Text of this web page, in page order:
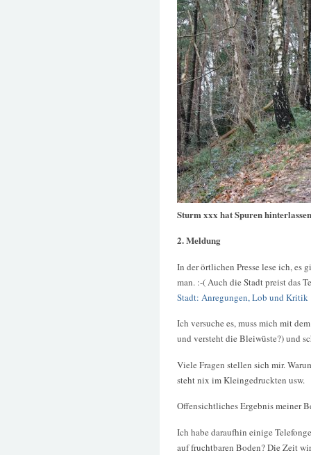
Sturm xxx hat Spuren hinterlassen
2. Meldung
In der örtlichen Presse lese ich, es
man. :-( Auch die Stadt preist das
Stadt: Anregungen, Lob und Kritik
Ich versuche es, muss mich mit
und versteht die Bleiwüste?) und
Viele Fragen stellen sich mir.
steht nix im Kleingedruckten usw.
Offensichtliches Ergebnis meiner
Ich habe daraufhin einige
auf fruchtbaren Boden? Die Zeit